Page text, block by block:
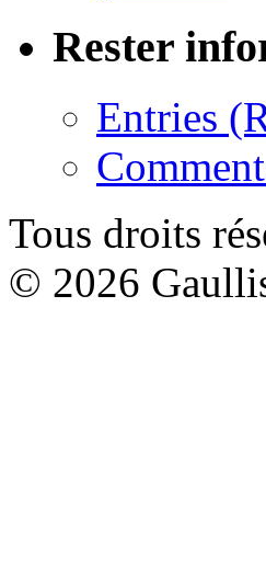
Rester
Entries
Tous droits
© 2026